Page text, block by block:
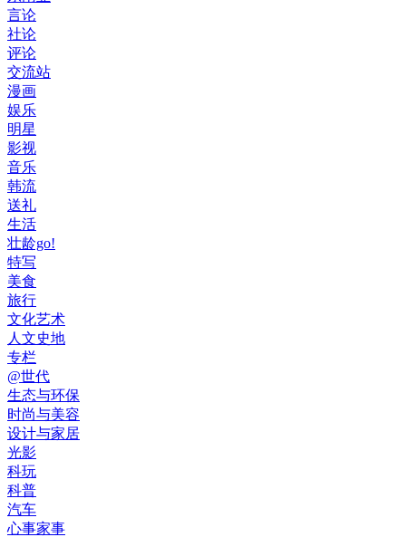
言论
社论
评论
交流站
漫画
娱乐
明星
影视
音乐
韩流
送礼
生活
壮龄go!
特写
美食
旅行
文化艺术
人文史地
专栏
@世代
生态与环保
时尚与美容
设计与家居
光影
科玩
科普
汽车
心事家事